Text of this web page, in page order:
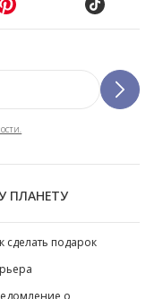
сделать подарок
о